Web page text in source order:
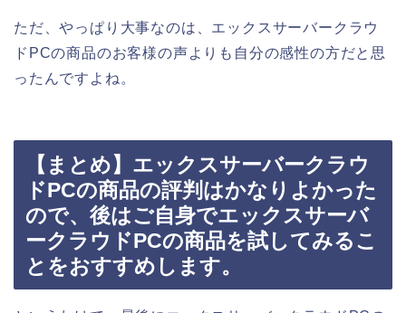
ただ、やっぱり大事なのは、エックスサーバークラウ
ドPCの商品のお客様の声よりも自分の感性の方だと思
ったんですよね。
【まとめ】エックスサーバークラウ
ドPCの商品の評判はかなりよかった
ので、後はご自身でエックスサーバ
ークラウドPCの商品を試してみるこ
とをおすすめします。